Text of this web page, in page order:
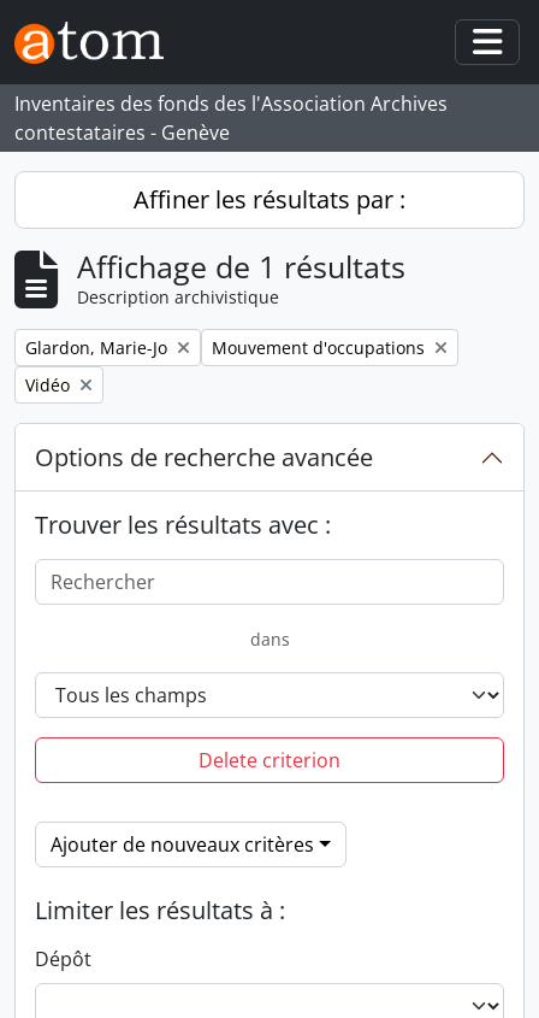
Skip to main content
Inventaires des fonds des l'Association Archives
contestataires - Genève
Affiner les résultats par :
Affichage de 1 résultats
Description archivistique
Remove filter:
Glardon, Marie-Jo Remove filter:
Mouvement d'occupations
Remove filter:
Vidéo
Options de recherche avancée
Trouver les résultats avec :
dans
Delete criterion
Ajouter de nouveaux critères
Limiter les résultats à :
Dépôt